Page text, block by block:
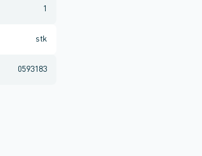
1
stk
0593183